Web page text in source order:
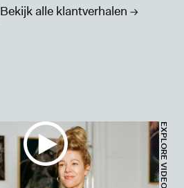
Bekijk alle klantverhalen ->
EXPLORE VIDEO